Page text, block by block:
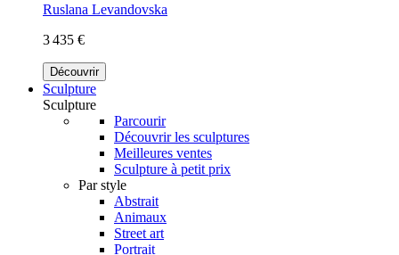
Ruslana Levandovska
3 435 €
Découvrir
Sculpture
Sculpture
Parcourir
Découvrir les sculptures
Meilleures ventes
Sculpture à petit prix
Par style
Abstrait
Animaux
Street art
Portrait